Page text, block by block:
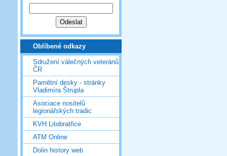
Oblíbené odkazy
Sdružení válečných veteránů
ČR
Pamětní desky - stránky
Vladimíra Štrupla
Asociace nositelů
legionářských tradic
KVH Litobratřice
ATM Online
Dolin history web